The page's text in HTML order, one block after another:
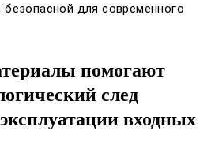
для современного
помогают
след
входных